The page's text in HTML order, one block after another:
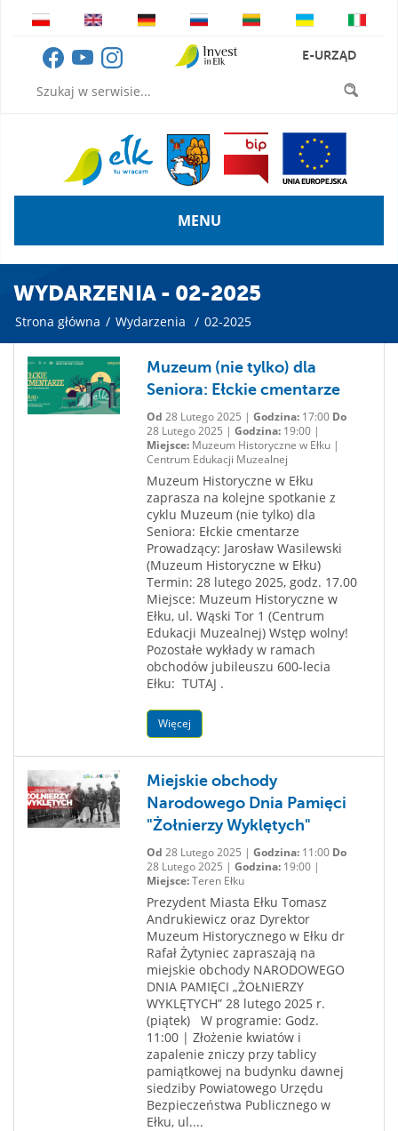
E-URZĄD
MENU
WYDARZENIA - 02-2025
Strona główna / Wydarzenia / 02-2025
Muzeum (nie tylko) dla
Seniora: Ełckie cmentarze
Od 28 Lutego 2025 | Godzina:17:00 Do
28 Lutego 2025 | Godzina:19:00 |
Miejsce:Muzeum Historyczne w Ełku |
Centrum Edukacji Muzealnej
Muzeum Historyczne w Ełku
zaprasza na kolejne spotkanie z
cyklu Muzeum (nie tylko) dla
Seniora: Ełckie cmentarze
Prowadzący: Jarosław Wasilewski
(Muzeum Historyczne w Ełku)
Termin: 28 lutego 2025, godz. 17.00
Miejsce: Muzeum Historyczne w
Ełku, ul. Wąski Tor 1 (Centrum
Edukacji Muzealnej) Wstęp wolny!
Pozostałe wykłady w ramach
obchodów jubileuszu 600-lecia
Ełku: TUTAJ .
Więcej
Miejskie obchody
Narodowego Dnia Pamięci
"Żołnierzy Wyklętych"
Od 28 Lutego 2025 | Godzina:11:00 Do
28 Lutego 2025 | Godzina:19:00 |
Miejsce:Teren Ełku
Prezydent Miasta Ełku Tomasz
Andrukiewicz oraz Dyrektor
Muzeum Historycznego w Ełku dr
Rafał Żytyniec zapraszają na
miejskie obchody NARODOWEGO
DNIA PAMIĘCI „ŻOŁNIERZY
WYKLĘTYCH” 28 lutego 2025 r.
(piątek) W programie: Godz.
11:00 | Złożenie kwiatów i
zapalenie zniczy przy tablicy
pamiątkowej na budynku dawnej
siedziby Powiatowego Urzędu
Bezpieczeństwa Publicznego w
Ełku, ul....